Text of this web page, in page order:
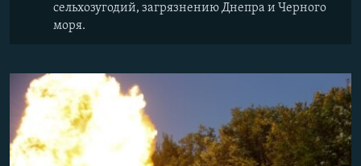
сельхозугодий, загрязнению Днепра и Черного
моря.